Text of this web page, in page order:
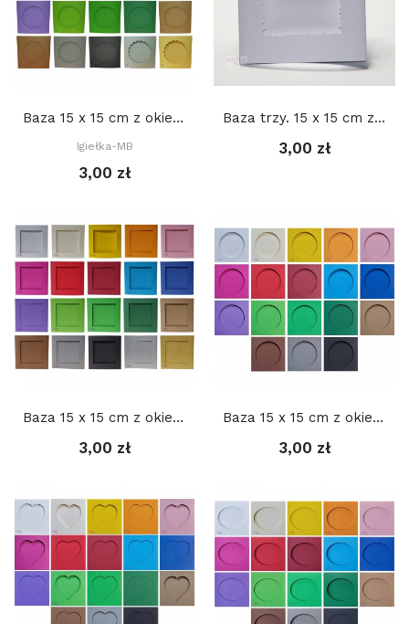
Baza 15 x 15 cm z okienkiem: KWIATEK 2. 10,5...
Igiełka-MB
3,00 zł
Baza trzy. 15 x 15 cm z okienkiem: Kwadrat.3 9 cm
3,00 zł
Baza 15 x 15 cm z okienkiem KWADRAT 2 10 cm,...
3,00 zł
Baza 15 x 15 cm z okienkiem KOŁO 11 cm,...
3,00 zł